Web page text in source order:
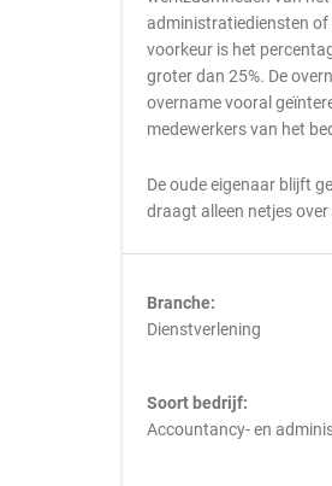
administratiediensten
voorkeur is het
groter dan 25%. De
overname vooral
medewerkers van het
De oude eigenaar blijft
draagt alleen netjes
Branche:
Dienstverlening
Soort bedrijf:
Accountancy- en